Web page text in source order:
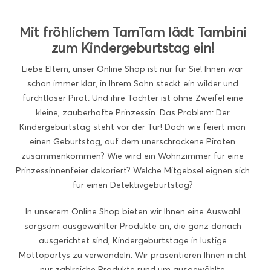
Mit fröhlichem TamTam lädt Tambini
zum Kindergeburtstag ein!
Liebe Eltern, unser Online Shop ist nur für Sie! Ihnen war
schon immer klar, in Ihrem Sohn steckt ein wilder und
furchtloser Pirat. Und ihre Tochter ist ohne Zweifel eine
kleine, zauberhafte Prinzessin. Das Problem: Der
Kindergeburtstag steht vor der Tür! Doch wie feiert man
einen Geburtstag, auf dem unerschrockene Piraten
zusammenkommen? Wie wird ein Wohnzimmer für eine
Prinzessinnenfeier dekoriert? Welche Mitgebsel eignen sich
für einen Detektivgeburtstag?
In unserem Online Shop bieten wir Ihnen eine Auswahl
sorgsam ausgewählter Produkte an, die ganz danach
ausgerichtet sind, Kindergeburtstage in lustige
Mottopartys zu verwandeln. Wir präsentieren Ihnen nicht